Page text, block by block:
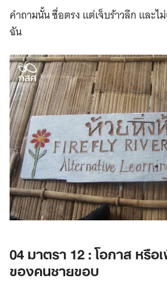
คำถามนั้น ซื่อตรง แต่เจ็บร้าวลึก และไ
ฉัน
04 มาตรา 12 : โอกาส หรือ
ของคนชายขอบ